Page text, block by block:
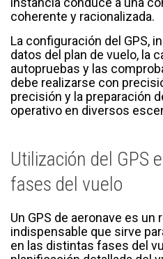
coherente y racionalizada.
La configuración del GPS,
datos del plan de vuelo, la
autopruebas y las
debe realizarse con
precisión y la preparación
operativo en diversos
Utilización del GPS
fases del vuelo
Un GPS de aeronave es
indispensable que sirve
en las distintas fases del